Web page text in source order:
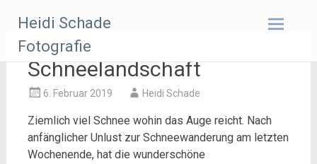
Inhalt
springen
Heidi Schade
Fotografie
Schneelandschaft
6. Februar 2019 Heidi Schade
Ziemlich viel Schnee wohin das Auge reicht. Nach
anfänglicher Unlust zur Schneewanderung am letzten
Wochenende, hat die wunderschöne